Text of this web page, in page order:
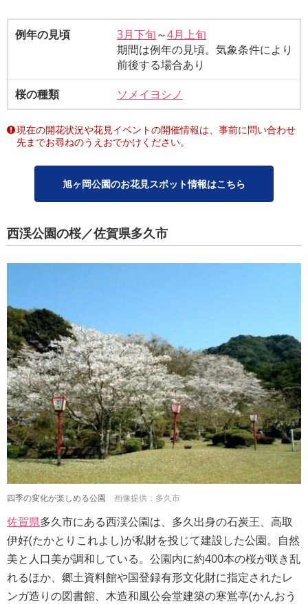
例年の見頃 3月下旬～4月上旬
期間は例年の見頃。気象条件により
前後する場合あり
桜の種類
ソメイヨシノ
現在の開花状況や花見イベントの開催情報は、事前に問い合わせ
先までお尋ねのうえおでかけください。
旭ヶ岡公園のお花見スポット情報はこちら
西渓公園の桜／佐賀県多久市
四季の変化が楽しめる公園 画像提供：多久市
佐賀県多久市にある西渓公園は、多久出身の石炭王、高取
伊好(たかとりこれよし)が私財を投じて建設した公園。自然
美と人口美が調和している。公園内に約400本の桜が咲き乱
れるほか、郷土資料館や国登録有形文化財に指定されたレ
ンガ造りの図書館、木造和風公会堂建築の寒鴬亭(かんおう